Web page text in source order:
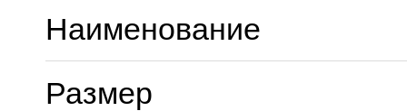
Наименование
Размер